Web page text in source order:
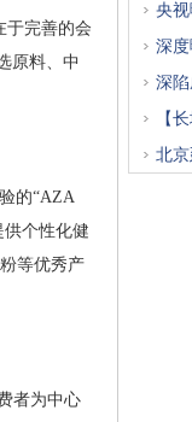
于完善的会
原料、中
的“AZA
个性化健
等优秀产
者为中心
央
深
深陷
【
北